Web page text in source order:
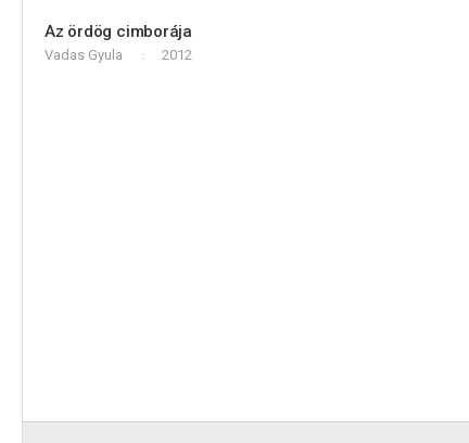
Az ördög cimborája
Vadas Gyula 2012